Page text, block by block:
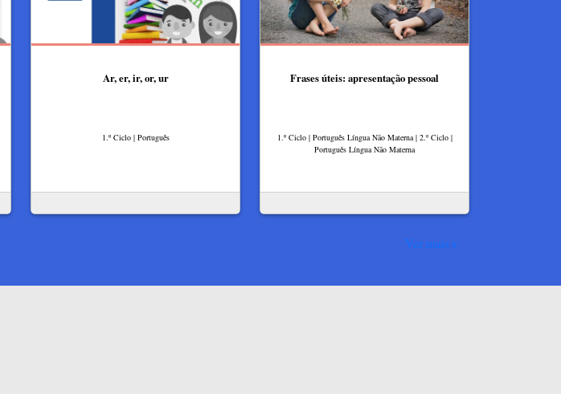
Ar, er, ir, or, ur
1.º Ciclo | Português
Frases úteis: apresentação pessoal
1.º Ciclo | Português Língua Não Materna | 2.º Ciclo |
Português Língua Não Materna
Ver mais